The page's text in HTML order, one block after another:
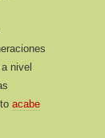
nivel
acabe